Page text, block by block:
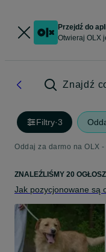
Przejdź do
Otwieraj OLX
Znajdź
Filtry·3
ZNALEŹLIŚMY 20
Jak pozycjonowane są